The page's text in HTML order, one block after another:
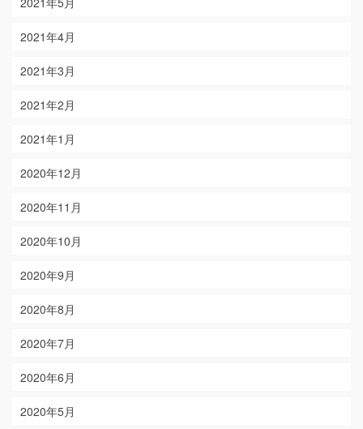
2021年4月
2021年3月
2021年2月
2021年1月
2020年12月
2020年11月
2020年10月
2020年9月
2020年8月
2020年7月
2020年6月
2020年5月